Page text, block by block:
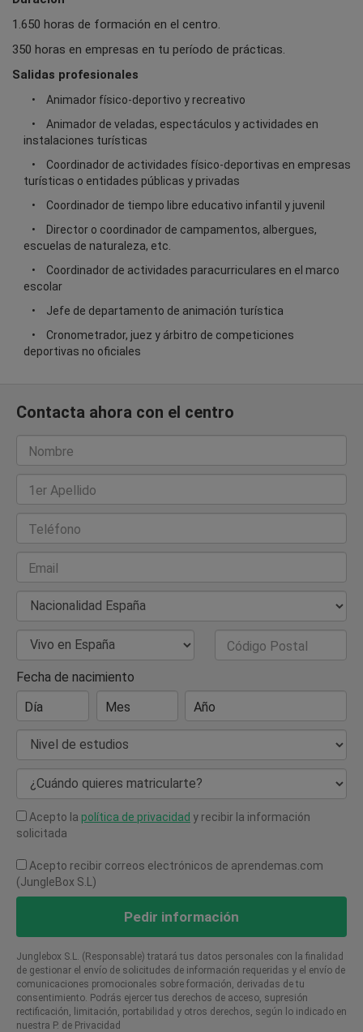
1.650 horas de formación en el centro.
350 horas en empresas en tu período de prácticas.
Salidas profesionales
Animador físico-deportivo y recreativo
Animador de veladas, espectáculos y actividades en
instalaciones turísticas
Coordinador de actividades físico-deportivas en empresas
turísticas o entidades públicas y privadas
Coordinador de tiempo libre educativo infantil y juvenil
Director o coordinador de campamentos, albergues,
escuelas de naturaleza, etc.
Coordinador de actividades paracurriculares en el marco
escolar
Jefe de departamento de animación turística
Cronometrador, juez y árbitro de competiciones
deportivas no oficiales
Contacta ahora con el centro
Nombre
1er Apellido
Teléfono
Email
Nacionalidad
País de Residencia
Código Postal
Fecha de nacimiento
Día
Mes Año
Nivel de estudios
¿Cuándo quieres matricularte?
Acepto la política de privacidad y recibir la información
solicitada
Acepto recibir correos electrónicos de aprendemas.com
(JungleBox S.L)
Pedir información
Junglebox S.L. (Responsable) tratará tus datos personales con la finalidad
de gestionar el envío de solicitudes de información requeridas y el envío de
comunicaciones promocionales sobre formación, derivadas de tu
consentimiento. Podrás ejercer tus derechos de acceso, supresión
rectificación, limitación, portabilidad y otros derechos, según lo indicado en
nuestra P. de Privacidad​